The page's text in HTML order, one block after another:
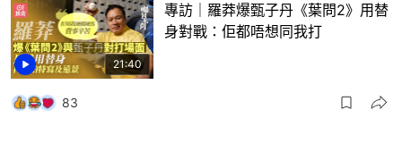
21:40
專訪｜羅莽爆甄子丹《葉問2》用替
身對戰：佢都唔想同我打
83